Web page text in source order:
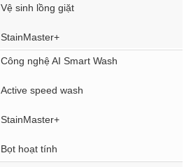
Vệ sinh lồng giặt
StainMaster+
Công nghệ AI Smart Wash
Active speed wash
StainMaster+
Bọt hoạt tính